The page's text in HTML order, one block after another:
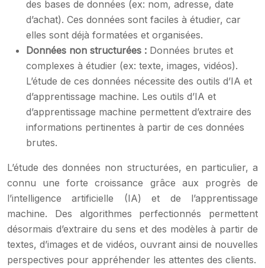
des bases de données (ex: nom, adresse, date
d’achat). Ces données sont faciles à étudier, car
elles sont déjà formatées et organisées.
Données non structurées : Données brutes et
complexes à étudier (ex: texte, images, vidéos).
L’étude de ces données nécessite des outils d’IA et
d’apprentissage machine. Les outils d’IA et
d’apprentissage machine permettent d’extraire des
informations pertinentes à partir de ces données
brutes.
L’étude des données non structurées, en particulier, a
connu une forte croissance grâce aux progrès de
l’intelligence artificielle (IA) et de l’apprentissage
machine. Des algorithmes perfectionnés permettent
désormais d’extraire du sens et des modèles à partir de
textes, d’images et de vidéos, ouvrant ainsi de nouvelles
perspectives pour appréhender les attentes des clients.